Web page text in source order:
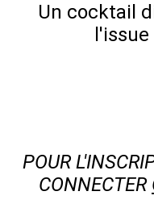
Un cocktail
POUR
CONNECTER